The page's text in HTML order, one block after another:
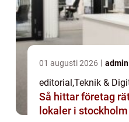
01 augusti 2026 admin
editorial,Teknik &
Så hittar företag
lokaler i stockholm